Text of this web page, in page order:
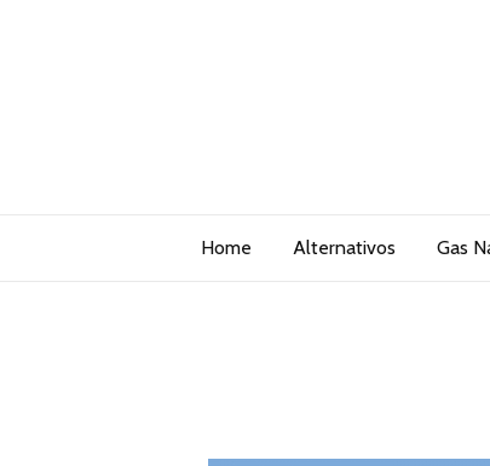
Home Alternativos Gas